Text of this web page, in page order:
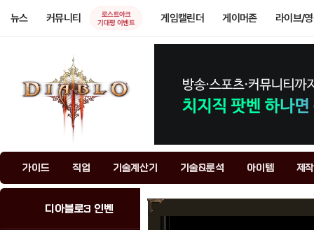
뉴스 커뮤니티
로스트아크
기대평 이벤트
게임캘린더 게이머존 라이브/
가이드 직업 기술계산기 기술&룬석 아이템 제
디아블로3 인벤